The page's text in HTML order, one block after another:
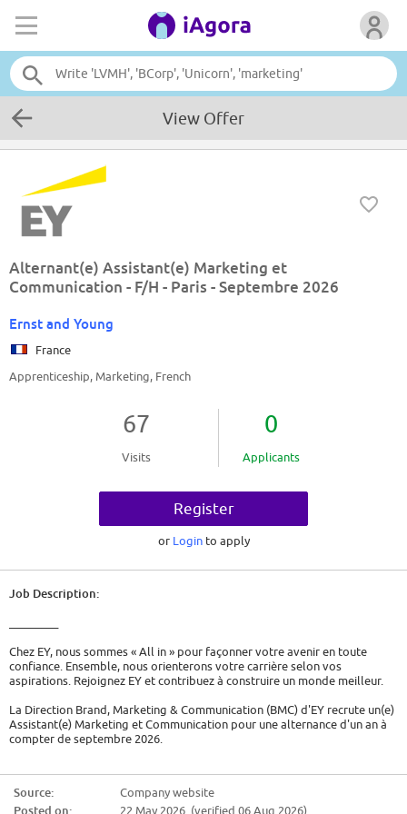
View Offer
Alternant(e) Assistant(e) Marketing et
Communication - F/H - Paris - Septembre 2026
Ernst and Young
France
Apprenticeship, Marketing, French
67
Visits
0
Applicants
Register
or Login to apply
Job Description:
Chez EY, nous sommes « All in » pour façonner votre avenir en toute
confiance. Ensemble, nous orienterons votre carrière selon vos
aspirations. Rejoignez EY et contribuez à construire un monde meilleur.
La Direction Brand, Marketing & Communication (BMC) d'EY recrute un(e)
Assistant(e) Marketing et Communication pour une alternance d'un an à
compter de septembre 2026.
Rattaché(e) à la Direction Marketing Métiers, vous participerez aux
Source:
Company website
Posted on:
22 May 2026 (verified 06 Aug 2026)